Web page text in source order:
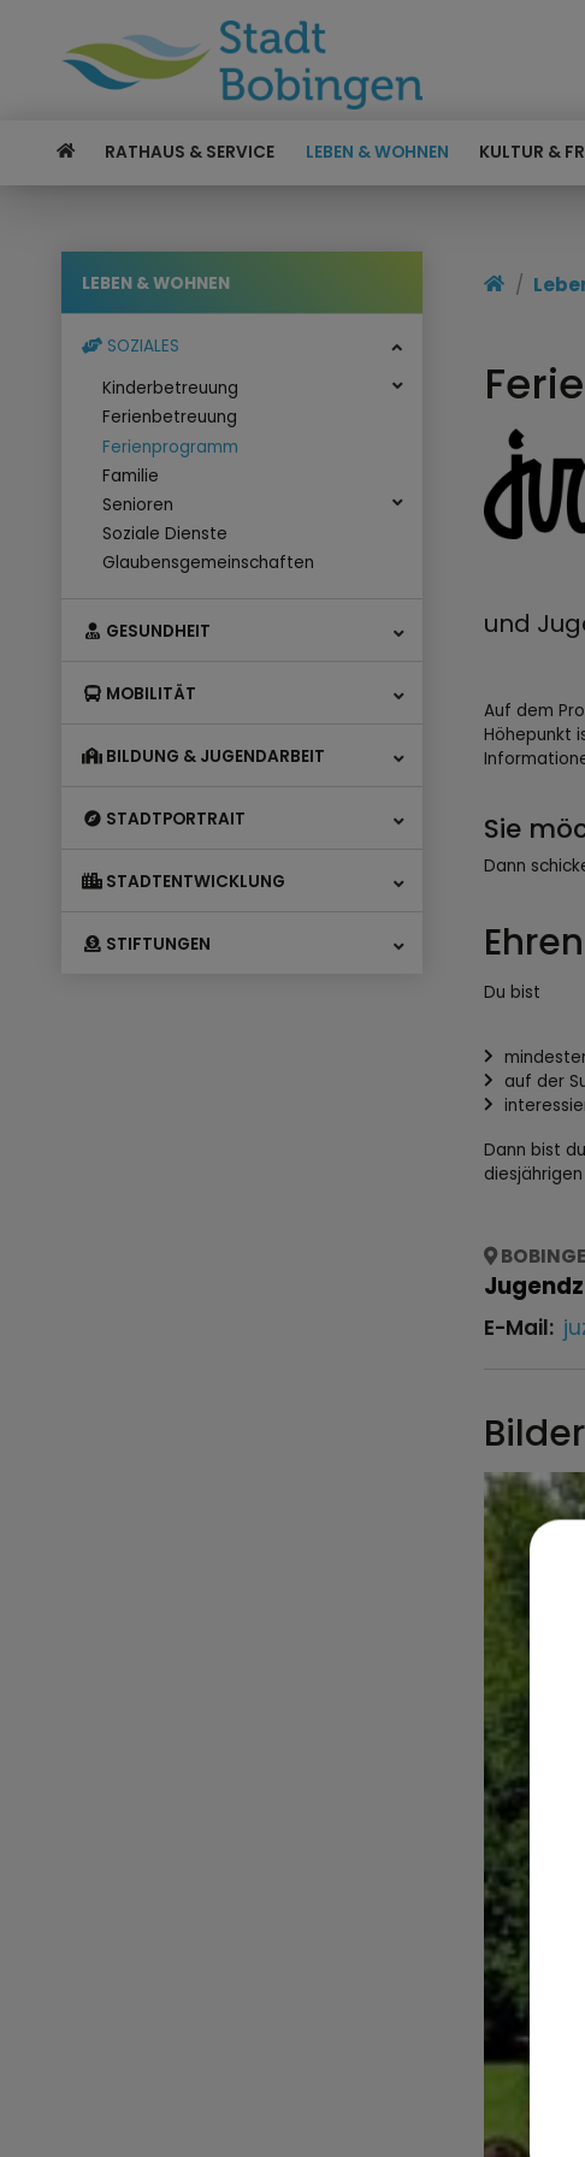
RATHAUS & SERVICE LEBEN & WOHNEN KULTUR &
LEBEN & WOHNEN
SOZIALES
Kinderbetreuung
Ferienbetreuung
Ferienprogramm
Familie
Senioren
Soziale Dienste
Glaubensgemeinschaften
GESUNDHEIT
MOBILITÄT
BILDUNG & JUGENDARBEIT
STADTPORTRAIT
STADTENTWICKLUNG
STIFTUNGEN
und
Auf dem
Höhepunkt
Sie
Dann
Du bist
auf der
Dann bist
diesjährigen
E-Mail: